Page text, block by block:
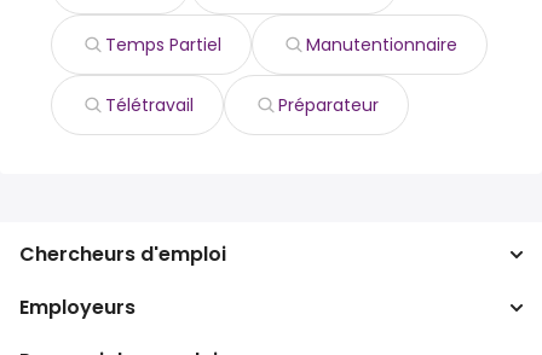
Temps Partiel Manutentionnaire
Télétravail Préparateur
Chercheurs d'emploi
Recherche d'emploi
Recherche de salaire
Employeurs